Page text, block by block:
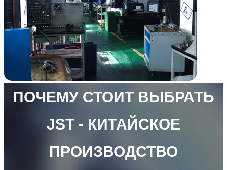
ПОЧЕМУ СТОИТ ВЫБРАТЬ
JST - КИТАЙСКОЕ
ПРОИЗВОДСТВО